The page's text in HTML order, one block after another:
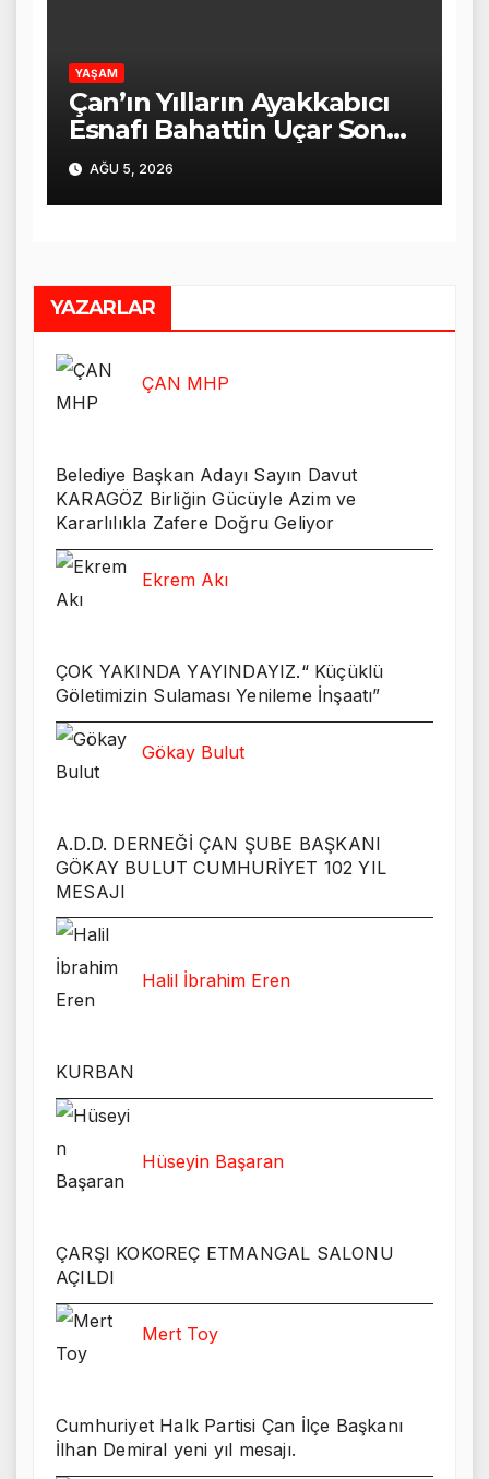
YAŞAM
Çan’ın Yılların Ayakkabıcı
Esnafı Bahattin Uçar Son
Yolculuğuna Uğurlandı
AĞU 5, 2026
YAZARLAR
ÇAN MHP
Belediye Başkan Adayı Sayın Davut
KARAGÖZ Birliğin Gücüyle Azim ve
Kararlılıkla Zafere Doğru Geliyor
Ekrem Akı
ÇOK YAKINDA YAYINDAYIZ.“ Küçüklü
Göletimizin Sulaması Yenileme İnşaatı”
Gökay Bulut
A.D.D. DERNEĞİ ÇAN ŞUBE BAŞKANI
GÖKAY BULUT CUMHURİYET 102 YIL
MESAJI
Halil İbrahim Eren
KURBAN
Hüseyin Başaran
ÇARŞI KOKOREÇ ETMANGAL SALONU
AÇILDI
Mert Toy
Cumhuriyet Halk Partisi Çan İlçe Başkanı
İlhan Demiral yeni yıl mesajı.